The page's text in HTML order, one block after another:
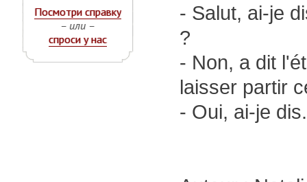
Посмотри справку
– или –
спроси у нас
- Salut, ai-je
?
- Non, a dit
laisser partir
- Oui, ai-je